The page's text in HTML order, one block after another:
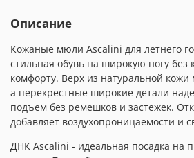
Описание
Кожаные мюли Ascalini для летнего
стильная обувь на широкую ногу без
комфорту. Верх из натуральной кожи
а перекрестные широкие детали
подъем без ремешков и застежек.
добавляет воздухопроницаемости и
ДНК Ascalini - идеальная посадка на